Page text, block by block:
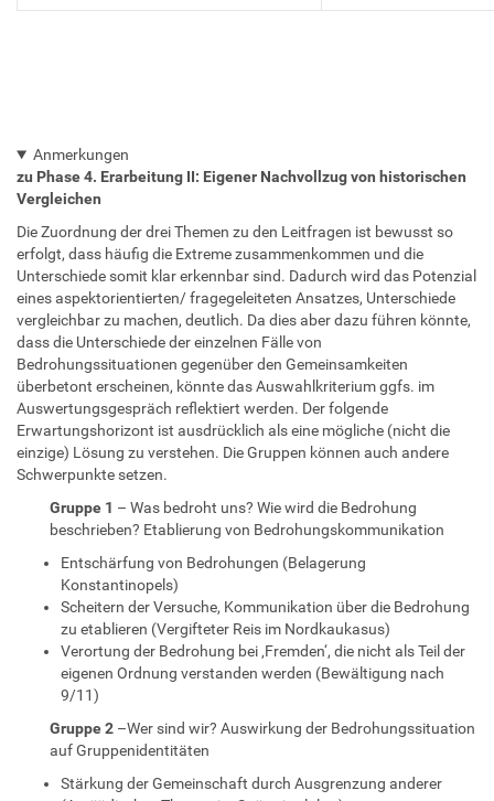
Anmerkungen
zu Phase 4. Erarbeitung II: Eigener Nachvollzug von historischen
Vergleichen
Die Zuordnung der drei Themen zu den Leitfragen ist bewusst so
erfolgt, dass häufig die Extreme zusammenkommen und die
Unterschiede somit klar erkennbar sind. Dadurch wird das Potenzial
eines aspektorientierten/ fragegeleiteten Ansatzes, Unterschiede
vergleichbar zu machen, deutlich. Da dies aber dazu führen könnte,
dass die Unterschiede der einzelnen Fälle von
Bedrohungssituationen gegenüber den Gemeinsamkeiten
überbetont erscheinen, könnte das Auswahlkriterium ggfs. im
Auswertungsgespräch reflektiert werden. Der folgende
Erwartungshorizont ist ausdrücklich als eine mögliche (nicht die
einzige) Lösung zu verstehen. Die Gruppen können auch andere
Schwerpunkte setzen.
Gruppe 1 – Was bedroht uns? Wie wird die Bedrohung
beschrieben? Etablierung von Bedrohungskommunikation
Entschärfung von Bedrohungen (Belagerung
Konstantinopels)
Scheitern der Versuche, Kommunikation über die Bedrohung
zu etablieren (Vergifteter Reis im Nordkaukasus)
Verortung der Bedrohung bei ‚Fremden‘, die nicht als Teil der
eigenen Ordnung verstanden werden (Bewältigung nach
9/11)
Gruppe 2 –Wer sind wir? Auswirkung der Bedrohungssituation
auf Gruppenidentitäten
Stärkung der Gemeinschaft durch Ausgrenzung anderer